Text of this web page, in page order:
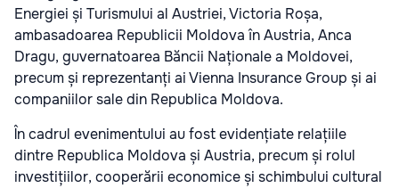
Energiei și Turismului al Austriei, Victoria Roșa,
ambasadoarea Republicii Moldova în Austria, Anca
Dragu, guvernatoarea Băncii Naționale a Moldovei,
precum și reprezentanți ai Vienna Insurance Group și ai
companiilor sale din Republica Moldova.
În cadrul evenimentului au fost evidențiate relațiile
dintre Republica Moldova și Austria, precum și rolul
investițiilor, cooperării economice și schimbului cultural